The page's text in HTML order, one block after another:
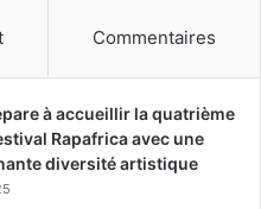
Commentaires
à accueillir la quatrième
Rapafrica avec une
diversité artistique